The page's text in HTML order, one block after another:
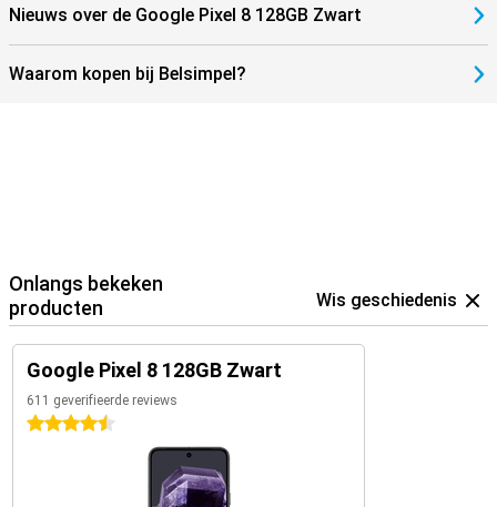
Nieuws over de Google Pixel 8 128GB Zwart
Waarom kopen bij Belsimpel?
Onlangs bekeken
producten
Wis geschiedenis
Google Pixel 8 128GB Zwart
611 geverifieerde reviews
4.5 sterren